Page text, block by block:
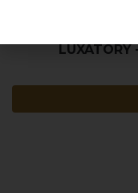
LUXÁTORY